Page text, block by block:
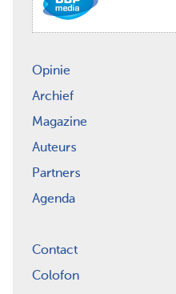
Opinie
Archief
Magazine
Auteurs
Partners
Agenda
Contact
Colofon